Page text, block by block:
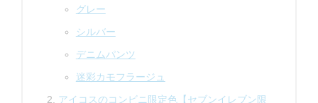
グレー
シルバー
デニムパンツ
迷彩カモフラージュ
アイコスのコンビニ限定色【セブンイレブン限